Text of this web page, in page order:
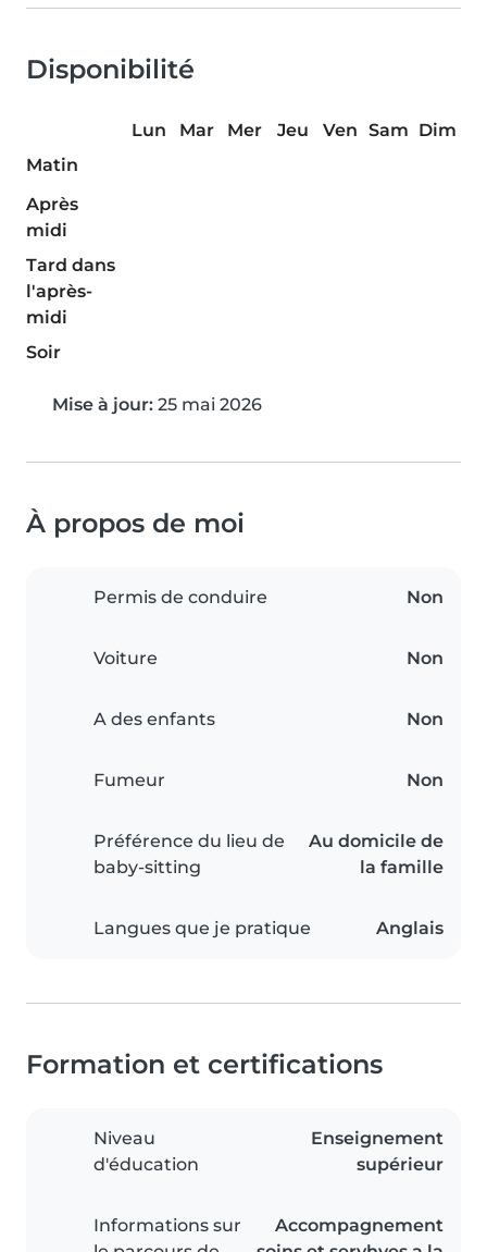
Disponibilité
Lun Mar Mer Jeu Ven Sam Dim
Matin
Après
midi
Tard dans
l'après-
midi
Soir
Mise à jour: 25 mai 2026
À propos de moi
Permis de conduire Non
Voiture Non
A des enfants Non
Fumeur Non
Préférence du lieu de
baby-sitting
Au domicile de
la famille
Langues que je pratique Anglais
Formation et certifications
Niveau
d'éducation
Enseignement
supérieur
Informations sur
Accompagnement